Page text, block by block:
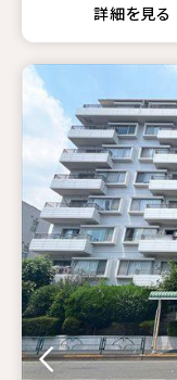
詳細を見る